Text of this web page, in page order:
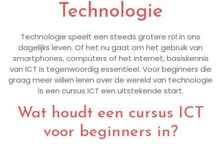
Technologie
Technologie speelt een steeds grotere rol in ons
dagelijks leven. Of het nu gaat om het gebruik van
smartphones, computers of het internet, basiskennis
van ICT is tegenwoordig essentieel. Voor beginners die
graag meer willen leren over de wereld van technologie
is een cursus ICT een uitstekende start.
Wat houdt een cursus ICT
voor beginners in?